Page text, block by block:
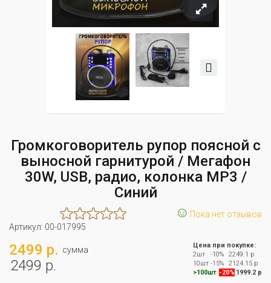
Громкоговоритель рупор поясной с
выносной гарнитурой / Мегафон
30W, USB, радио, колонка MP3 /
Синий
☺ Пока нет отзывов
Артикул: 00-017995
2499 р. сумма
2499 р.
Цена при покупке:
2шт
-10%
2249.1 р
10шт -15%
2124.15 р
>100шт -20% 1999.2 р